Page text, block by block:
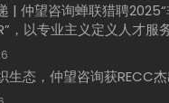
| 仲望咨询蝉联猎聘
，以专业主义定义人才服
生态，仲望咨询获RECC